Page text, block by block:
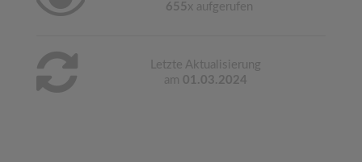
655 x aufgerufen
Letzte Aktualisierung
am 01.03.2024